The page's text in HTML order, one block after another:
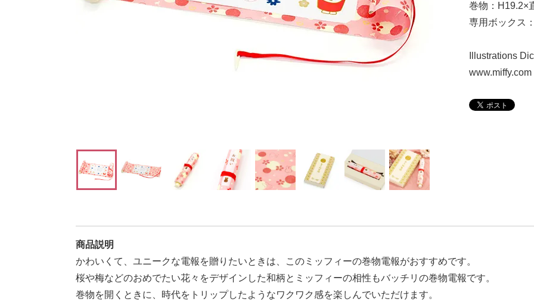
巻物：H19.2×
専用ボックス
Illustrations
www.miffy.com
商品説明
かわいくて、ユニークな電報を贈りたいときは、このミッフィーの巻物電報がおすすめです。
桜や梅などのおめでたい花々をデザインした和柄とミッフィーの相性もバッチリの巻物電報です。
巻物を開くときに、時代をトリップしたようなワクワク感を楽しんでいただけます。